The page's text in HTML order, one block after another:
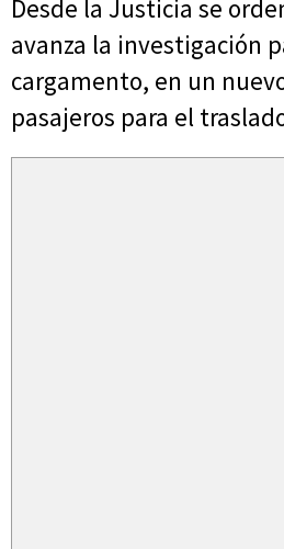
Desde la Justicia se
avanza la investigación
cargamento, en un
pasajeros para el